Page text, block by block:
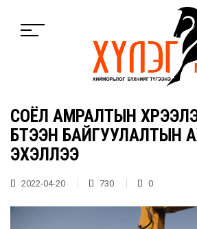
СОЁЛ АМРАЛТЫН
БҮТЭЭН БАЙГУУЛАЛТЫН
ЭХЭЛЛЭЭ
2022-04-20 730 0